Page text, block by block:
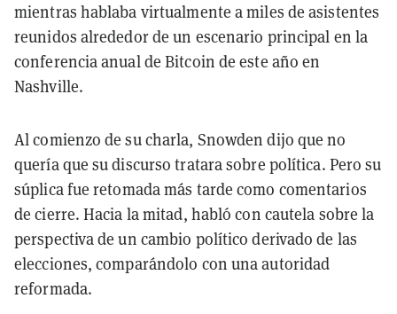
mientras hablaba virtualmente a miles de asistentes
reunidos alrededor de un escenario principal en la
conferencia anual de Bitcoin de este año en
Nashville.
Al comienzo de su charla, Snowden dijo que no
quería que su discurso tratara sobre política. Pero su
súplica fue retomada más tarde como comentarios
de cierre. Hacia la mitad, habló con cautela sobre la
perspectiva de un cambio político derivado de las
elecciones, comparándolo con una autoridad
reformada.